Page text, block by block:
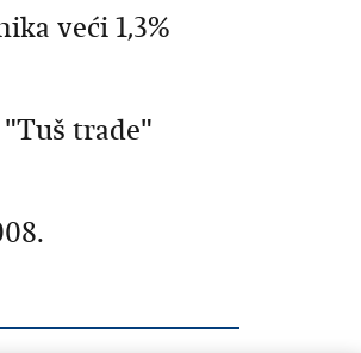
veći 1,3%
trade"